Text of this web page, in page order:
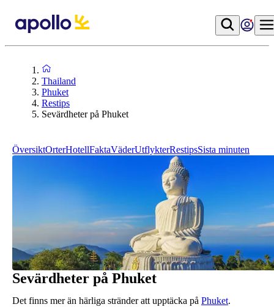
Thailand
Phuket
Restips
Sevärdheter på Phuket
ÖversiktOrterHotellFaktaVäderUtflykterRestipsSista minuten
Sevärdheter på Phuket
Det finns mer än härliga stränder att upptäcka på Phuket.